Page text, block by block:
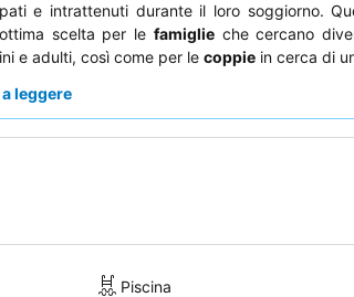
e intrattenuti durante il loro soggiorno.
scelta per le famiglieche cercano
e adulti, così come per le coppie in cerca di
da parte di una parte significativa del
dei famosi tour in barca offerti direttamente
leggere
Piscina